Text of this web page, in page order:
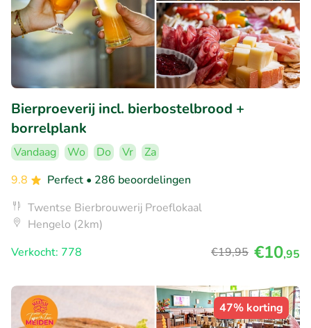
Bierproeverij incl. bierbostelbrood +
borrelplank
Vandaag Wo Do Vr
Za
9.8
Perfect • 286 beoordelingen
Twentse Bierbrouwerij Proeflokaal
Hengelo (2km)
Verkocht: 778
€19,95 €10,95
47% korting